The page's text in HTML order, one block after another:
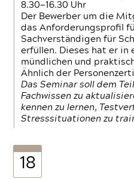
8.30—16.30 Uhr
Der Bewerber um die
das Anforderungsprofil
Sachverständigen für
erfüllen. Dieses hat er in
mündlichen und
Ähnlich der
Das Seminar soll dem
Fachwissen zu
kennen zu lernen,
Stresssituationen zu
18